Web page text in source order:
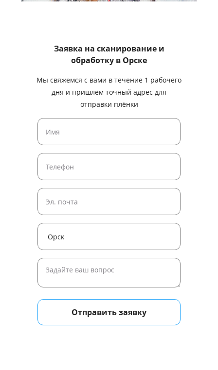
Заявка на сканирование и
обработку в Орске
Мы свяжемся с вами в течение 1 рабочего
дня и пришлём точный адрес для
отправки плёнки
Отправить заявку